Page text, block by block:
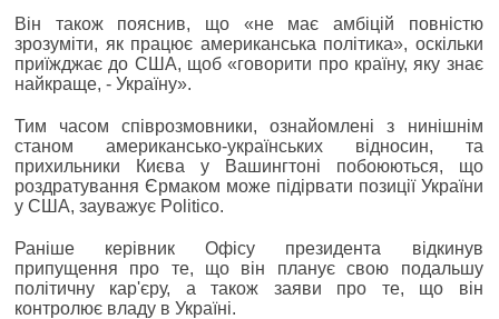
Він також пояснив, що «не має амбіцій повністю
зрозуміти, як працює американська політика», оскільки
приїжджає до США, щоб «говорити про країну, яку знає
найкраще, - Україну».
Тим часом співрозмовники, ознайомлені з нинішнім
станом американсько-українських відносин, та
прихильники Києва у Вашингтоні побоюються, що
роздратування Єрмаком може підірвати позиції України
у США, зауважує Politico.
Раніше керівник Офісу президента відкинув
припущення про те, що він планує свою подальшу
політичну кар'єру, а також заяви про те, що він
контролює владу в Україні.